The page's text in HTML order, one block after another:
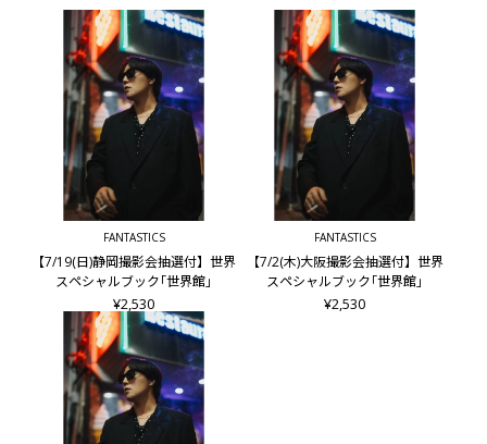
FANTASTICS
【7/19(日)静岡撮影会抽選付】世界
スペシャルブック｢世界館｣
¥2,530
FANTASTICS
【7/2(木)大阪撮影会抽選付】世界
スペシャルブック｢世界館｣
¥2,530